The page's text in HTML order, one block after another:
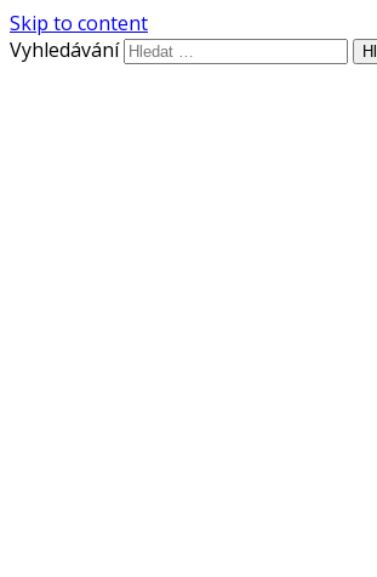
Skip to content
Vyhledávání